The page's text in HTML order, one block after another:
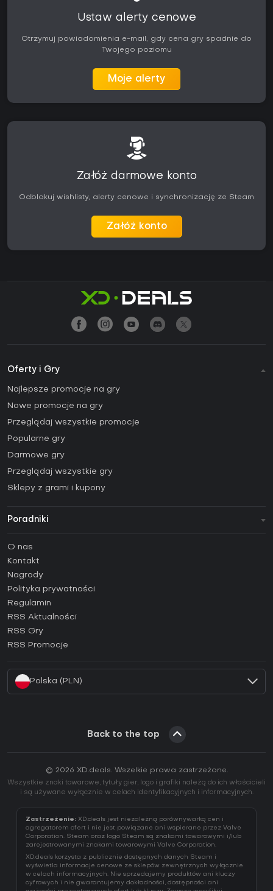
Ustaw alerty cenowe
Otrzymuj powiadomienia e-mail, gdy cena gry spadnie do
Twojego poziomu
Moje alerty
Załóż darmowe konto
Odblokuj wishlisty, alerty cenowe i synchronizację ze Steam
Załóż konto
Oferty i Gry
Najlepsze promocje na gry
Nowe promocje na gry
Przeglądaj wszystkie promocje
Popularne gry
Darmowe gry
Przeglądaj wszystkie gry
Sklepy z grami i kupony
Poradniki
Poradniki
Jak aktywować klucz Steam (CD Key)?
Jak aktywować klucz Epic Games (CD Key)?
Jak aktywować klucz GOG (CD Key)?
Jak aktywować klucz Ubisoft Connect (CD Key)?
O nas
Kontakt
Nagrody
Polityka prywatności
Regulamin
RSS Aktualności
RSS Gry
RSS Promocje
Polska (PLN)
Back to the top
© 2026 XD.deals. Wszelkie prawa zastrzeżone.
Wszystkie znaki towarowe, tytuły gier, logo i grafiki należą do ich właścicieli
i są używane wyłącznie w celach identyfikacyjnych i informacyjnych.
Zastrzeżenie: XD.deals jest niezależną porównywarką cen i
agregatorem ofert i nie jest powiązane ani wspierane przez Valve
Corporation. Steam oraz logo Steam są znakami towarowymi i/lub
zarejestrowanymi znakami towarowymi Valve Corporation.
XD.deals korzysta z publicznie dostępnych danych Steam i
wyświetla informacje cenowe ze sklepów zewnętrznych wyłącznie
w celach informacyjnych. Nie sprzedajemy produktów ani kluczy
cyfrowych i nie gwarantujemy dokładności, dostępności ani